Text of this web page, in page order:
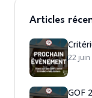
Articles
22 juin
GOF